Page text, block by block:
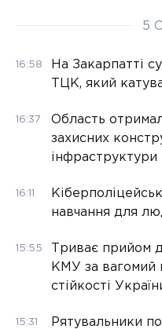
5
16:58
На Закарпатті
ТЦК, який
16:37
Область
захисних
інфраструктури
16:11
навчання для
15:55
Триває прийом
КМУ за вагомий
стійкості
15:31
Рятувальники